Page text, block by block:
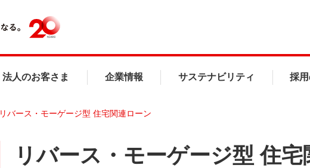
法人のお客さま 企業情報 サステナビリティ 採
リバース・モーゲージ型 住宅関連ローン
リバース・モーゲージ型 住